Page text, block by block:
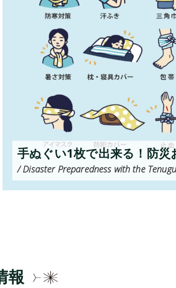
手ぬぐい1枚で出来る！防災
/ Disaster Preparedness with the
報